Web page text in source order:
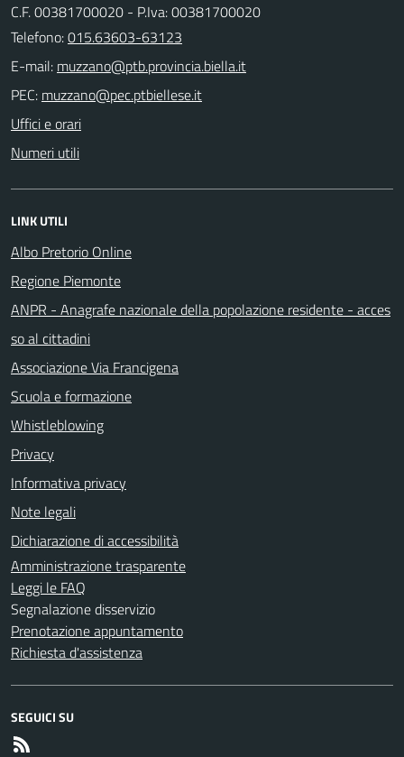
C.F. 00381700020 - P.Iva: 00381700020
Telefono:015.63603-63123
E-mail:
PEC:
Uffici e orari
Numeri utili
LINK UTILI
Albo Pretorio Online
Regione Piemonte
ANPR - Anagrafe nazionale della popolazione residente - acces
so al cittadini
Associazione Via Francigena
Scuola e formazione
Whistleblowing
Privacy
Informativa privacy
Note legali
Dichiarazione di accessibilità
Amministrazione trasparente
Leggi le FAQ
Segnalazione disservizio
Prenotazione appuntamento
Richiesta d'assistenza
SEGUICI SU